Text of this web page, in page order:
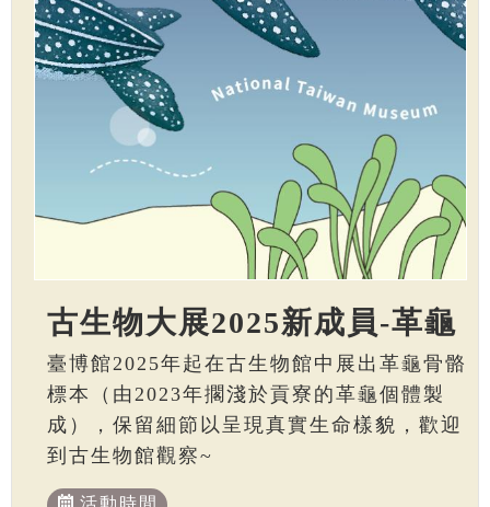
古生物大展2025新成員-革龜
臺博館2025年起在古生物館中展出革龜骨骼
標本（由2023年擱淺於貢寮的革龜個體製
成），保留細節以呈現真實生命樣貌，歡迎
到古生物館觀察~